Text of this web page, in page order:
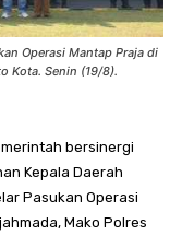
Operasi Mantap Praja di
Kota. Senin (19/8).
bersinergi
Kepala Daerah
Pasukan Operasi
Mako Polres